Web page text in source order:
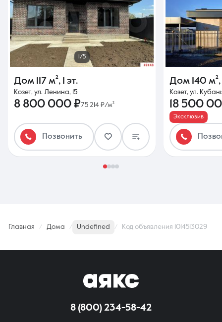
1/5
Дом 117 м², 1 эт.
Козет, ул. Ленина, 15
8 800 000 ₽75 214 ₽/м²
Позвонить
Дом 140 м²,
Козет, ул.
18 500
Эксклюзив
Главная Дома Undefined Код объявления 1014513029
8 (800) 234-58-42